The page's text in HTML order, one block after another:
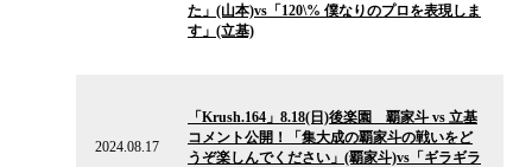
た」(山本)vs「120\% 僕なりのプロを表現しま
す」(立基)
2024.08.17
「Krush.164」8.18(日)後楽園 覇家斗 vs 立基
コメント公開！「集大成の覇家斗の戦いをど
うぞ楽しんでください」(覇家斗)vs「ギラギラ